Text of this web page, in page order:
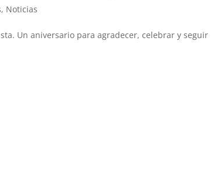
, Noticias
Un aniversario para agradecer, celebrar y seguir